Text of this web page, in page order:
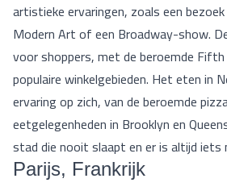
artistieke ervaringen, zoals een
Modern Art of een Broadway-show.
voor shoppers, met de beroemde
populaire winkelgebieden. Het eten in
ervaring op zich, van de beroemde
eetgelegenheden in Brooklyn en
stad die nooit slaapt en er is altijd iets
Parijs, Frankrijk